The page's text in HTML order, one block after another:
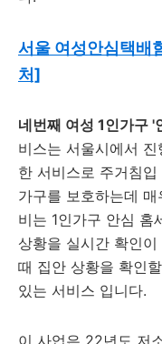
서울 여성안심택배
처]
네번째 여성 1인가구 '
비스는 서울시에서
한 서비스로 주거침
가구를 보호하는데
비는 1인가구 안심 홈
상황을 실시간 확인
때 집안 상황을 확인
있는 서비스 입니다.